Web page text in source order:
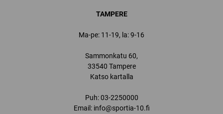
TAMPERE
Ma-pe: 11-19, la: 9-16
Sammonkatu 60,
33540 Tampere
Katso kartalla
Puh:03-2250000
Email: info@sportia-10.fi